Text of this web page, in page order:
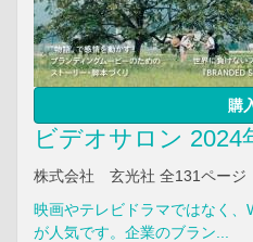
購
ビデオサロン 2024
株式会社 玄光社 全131ページ
映画やテレビドラマではなく、
が人気です。企業のブラン...